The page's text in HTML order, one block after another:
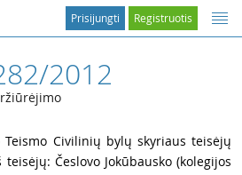
Registruotis
Prisijungti
2012
Teismo Civilinių bylų skyriaus teisėjų
Česlovo Jokūbausko (kolegijos